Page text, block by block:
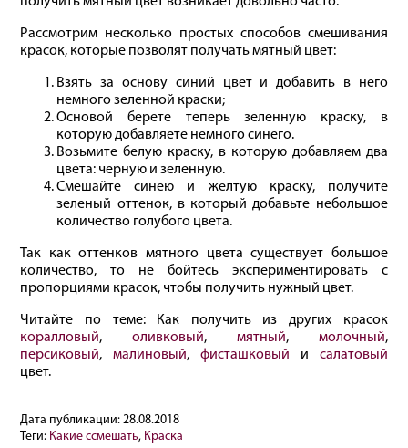
Рассмотрим несколько простых способов смешивания
красок, которые позволят получать мятный цвет:
Взять за основу синий цвет и добавить в него
немного зеленной краски;
Основой берете теперь зеленную краску, в
которую добавляете немного синего.
Возьмите белую краску, в которую добавляем два
цвета: черную и зеленную.
Смешайте синею и желтую краску, получите
зеленый оттенок, в который добавьте небольшое
количество голубого цвета.
Так как оттенков мятного цвета существует большое
количество, то не бойтесь экспериментировать с
пропорциями красок, чтобы получить нужный цвет.
Читайте по теме: Как получить из других красок
коралловый,оливковый, мятный, молочный,
персиковый,малиновый, фисташковый и салатовый
цвет.
Дата публикации:28.08.2018
Теги: Какие ссмешать, Краска